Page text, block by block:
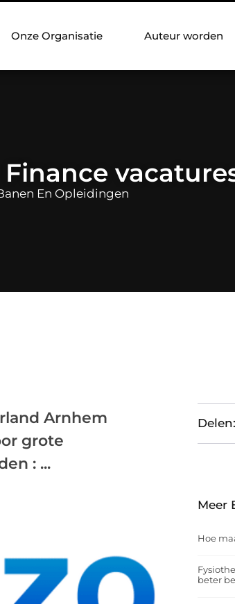
Onze Organisatie Auteur worden
En Opleidingen
Arnhem
grote
: ...
Delen:
Meer
Hoe
beter